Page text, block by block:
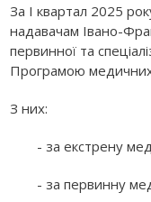
За I квартал 2025
надавачам Івано-
первинної та
Програмою медичних
З них:
- за екстрену
- за первинну